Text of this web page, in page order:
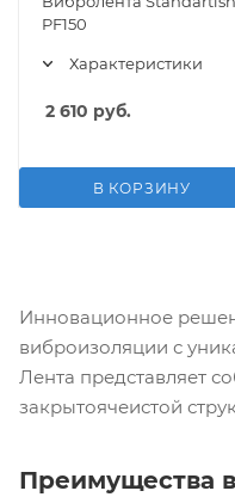
PF150
Характеристики
2 610 руб.
В КОРЗИНУ
Инновационное
виброизоляции с
Лента представляет
закрытоячеистой
Преимущества